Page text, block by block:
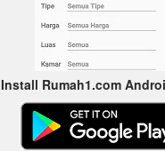
Install Rumah1.com